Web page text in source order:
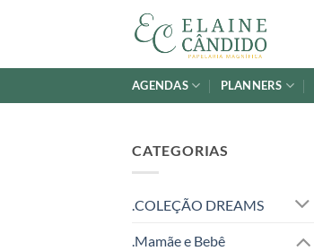
AGENDAS PLANNERS
CATEGORIAS
.COLEÇÃO DREAMS
.Mamãe e Bebê